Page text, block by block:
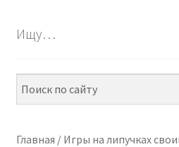
ПО НАВЫКАМ
Ищу…
Главная / Игры на липучках